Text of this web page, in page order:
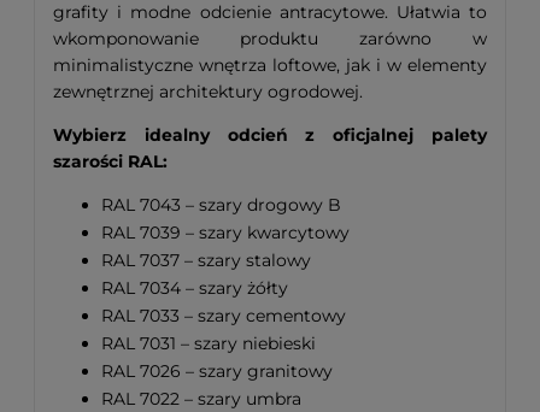
grafity i modne odcienie antracytowe. Ułatwia to
wkomponowanie produktu zarówno w
minimalistyczne wnętrza loftowe, jak i w elementy
zewnętrznej architektury ogrodowej.
Wybierz idealny odcień z oficjalnej palety
szarości RAL:
RAL 7043 – szary drogowy B
RAL 7039 – szary kwarcytowy
RAL 7037 – szary stalowy
RAL 7034 – szary żółty
RAL 7033 – szary cementowy
RAL 7031 – szary niebieski
RAL 7026 – szary granitowy
RAL 7022 – szary umbra